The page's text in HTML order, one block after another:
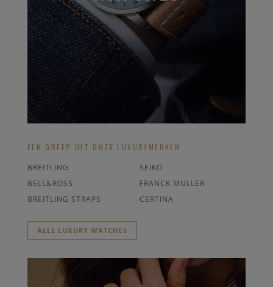
EEN GREEP UIT ONZE LUXURYMERKEN
BREITLING
SEIKO
BELL&ROSS
FRANCK MULLER
BREITLING STRAPS
CERTINA
ALLE LUXURY WATCHES